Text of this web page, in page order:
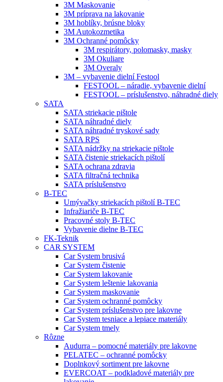
3M Maskovanie
3M príprava na lakovanie
3M hoblíky, brúsne bloky
3M Autokozmetika
3M Ochranné pomôcky
3M respirátory, polomasky, masky
3M Okuliare
3M Overaly
3M – vybavenie dielní Festool
FESTOOL – náradie, vybavenie dielní
FESTOOL – príslušenstvo, náhradné diely
SATA
SATA striekacie pištole
SATA náhradné diely
SATA náhradné tryskové sady
SATA RPS
SATA nádržky na striekacie pištole
SATA čistenie striekacích pištolí
SATA ochrana zdravia
SATA filtračná technika
SATA príslušenstvo
B-TEC
Umývačky striekacích pištolí B-TEC
Infražiariče B-TEC
Pracovné stoly B-TEC
Vybavenie dielne B-TEC
FK-Teknik
CAR SYSTEM
Car System brusivá
Car System čistenie
Car System lakovanie
Car System leštenie lakovania
Car System maskovanie
Car System ochranné pomôcky
Car System príslušenstvo pre lakovne
Car System tesniace a lepiace materiály
Car System tmely
Rôzne
Audurra – pomocné materiály pre lakovne
PELATEC – ochranné pomôcky
Doplnkový sortiment pre lakovne
EVERCOAT – podkladové materiály pre